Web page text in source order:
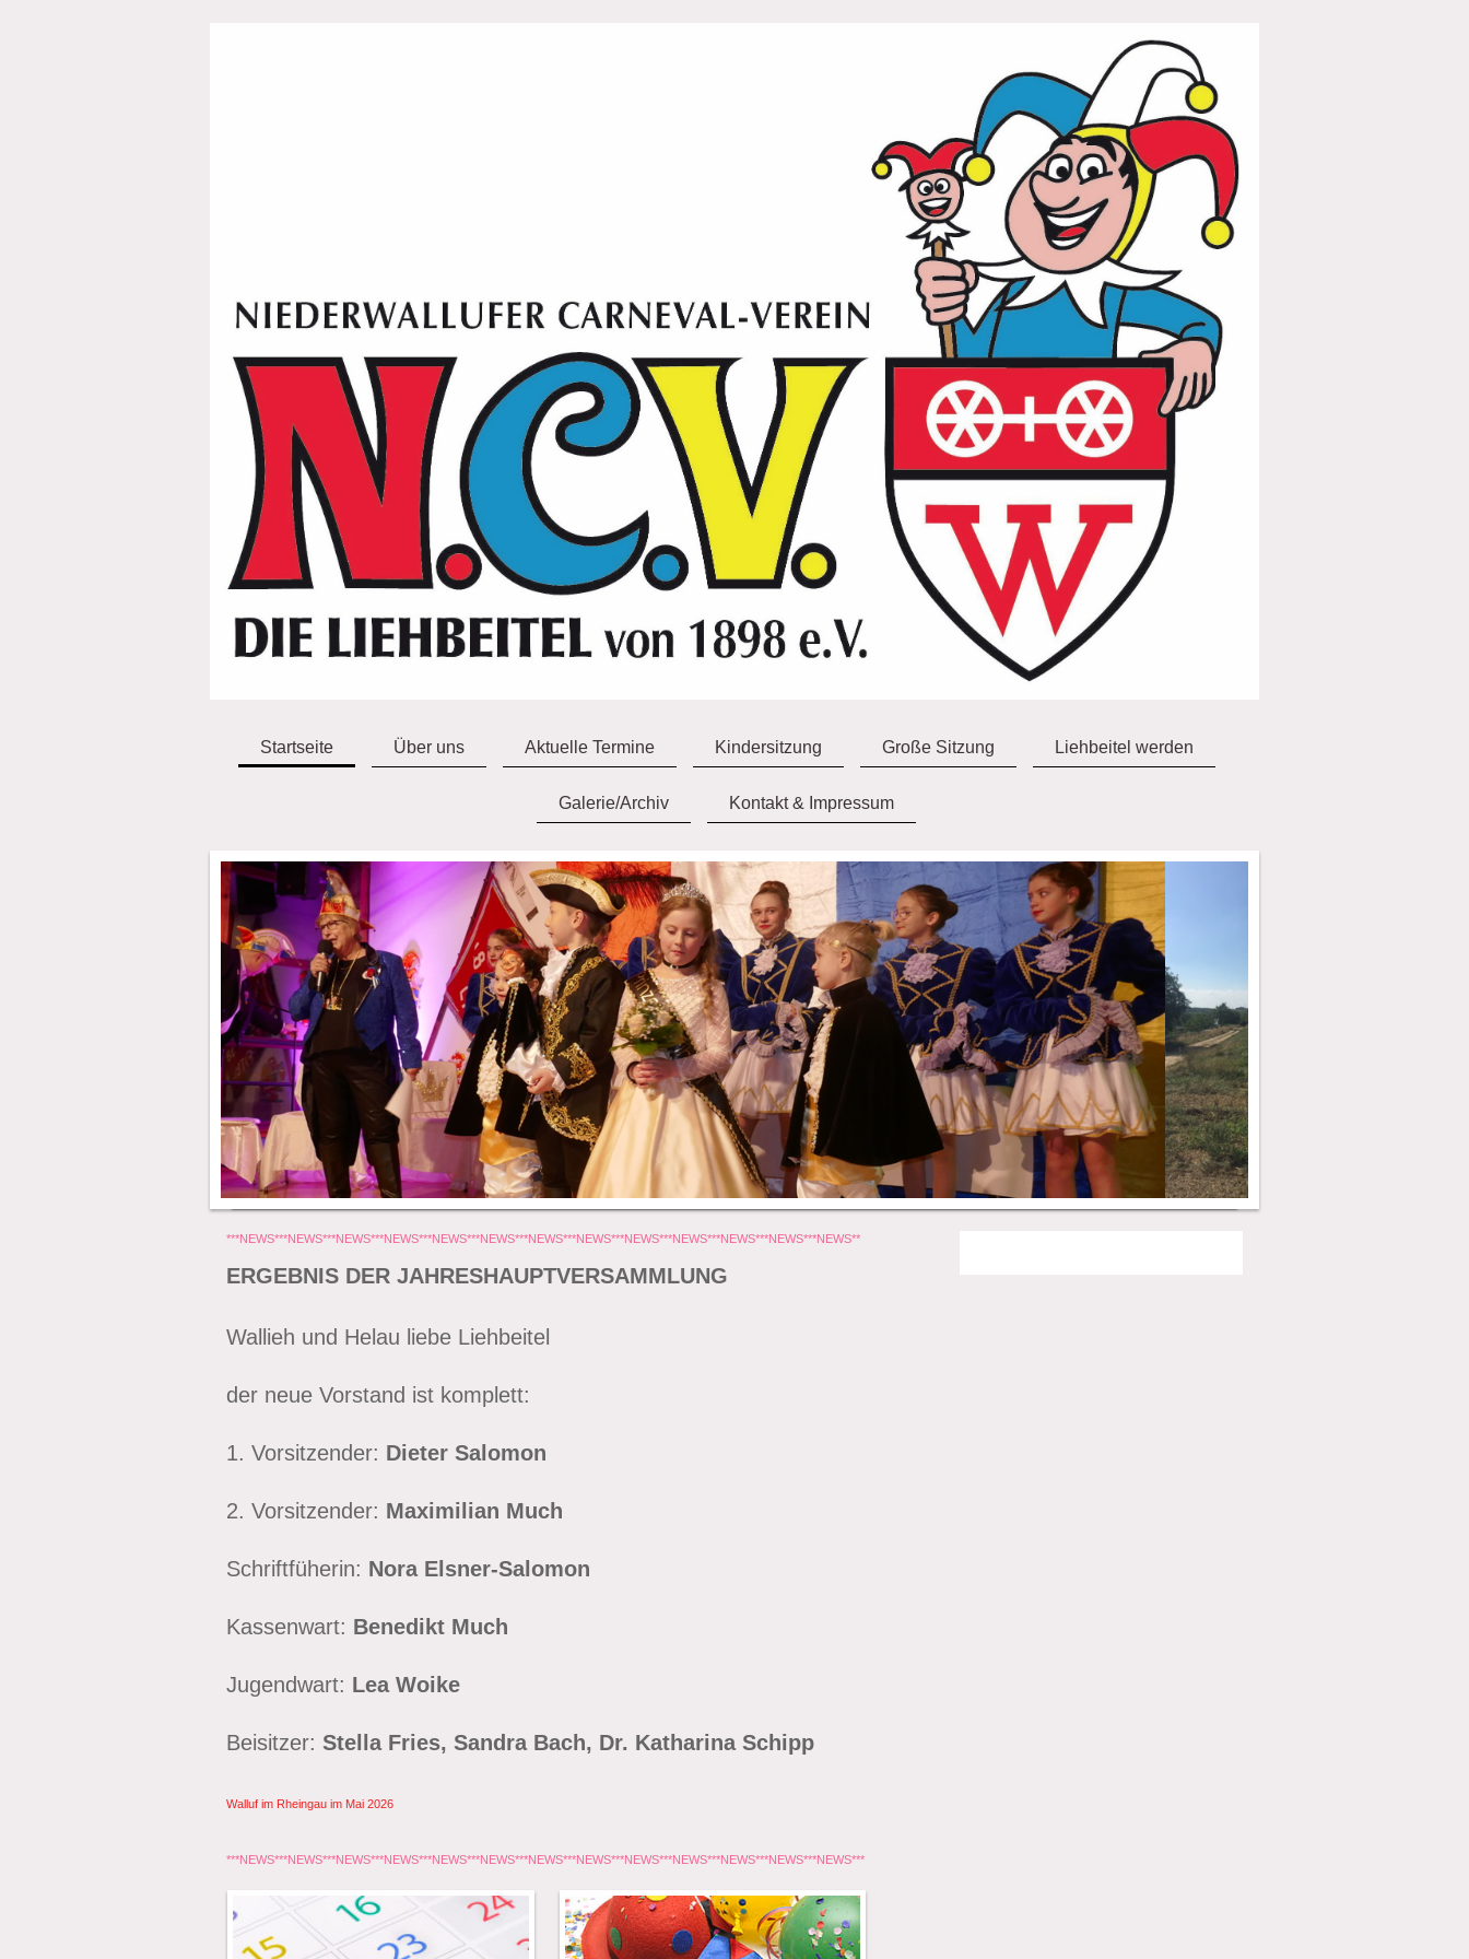
Startseite Über uns Aktuelle Termine Kindersitzung Große Sitzung Liehbeitel werden
Galerie/Archiv Kontakt & Impressum
***NEWS***NEWS***NEWS***NEWS***NEWS***NEWS***NEWS***NEWS***NEWS***NEWS***NEWS***NEWS***NEWS**
ERGEBNIS DER JAHRESHAUPTVERSAMMLUNG
Wallieh und Helau liebe Liehbeitel
der neue Vorstand ist komplett:
1. Vorsitzender: Dieter Salomon
2. Vorsitzender: Maximilian Much
Schriftfüherin: Nora Elsner-Salomon
Kassenwart: Benedikt Much
Jugendwart: Lea Woike
Beisitzer: Stella Fries, Sandra Bach, Dr. Katharina Schipp
Walluf im Rheingau im Mai 2026
***NEWS***NEWS***NEWS***NEWS***NEWS***NEWS***NEWS***NEWS***NEWS***NEWS***NEWS***NEWS***NEWS***